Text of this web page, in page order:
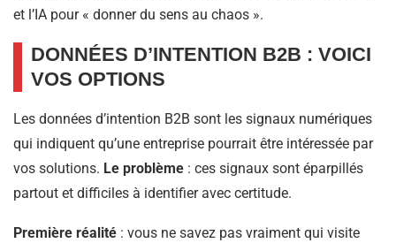
et l’IA pour « donner du sens au chaos ».
DONNÉES D’INTENTION B2B : VOICI
VOS OPTIONS
Les données d’intention B2B sont les signaux numériques
qui indiquent qu’une entreprise pourrait être intéressée par
vos solutions. Le problème : ces signaux sont éparpillés
partout et difficiles à identifier avec certitude.
Première réalité : vous ne savez pas vraiment qui visite